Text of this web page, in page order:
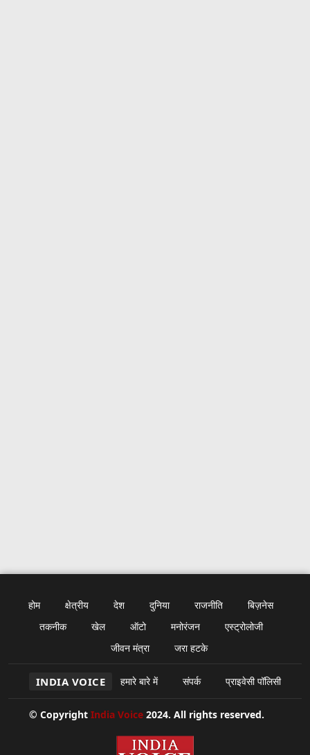
होम क्षेत्रीय देश दुनिया राजनीति
बिज़नेस
तकनीक
खेल ऑटो मनोरंजन
एस्ट्रोलोजी
जीवन मंत्रा
जरा हटके
INDIA VOICE हमारे बारे में संपर्क प्राइवेसी पॉलिसी
© Copyright India Voice 2024. All rights reserved.